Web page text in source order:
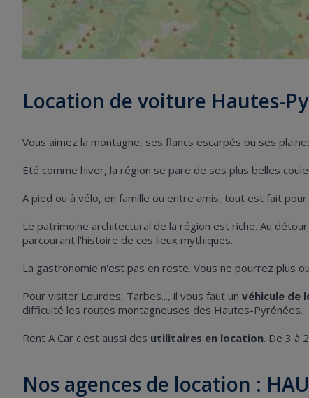
Location de voiture Hautes-
Vous aimez la montagne, ses flancs escarpés ou ses
Eté comme hiver, la région se pare de ses plus belles
A pied ou à vélo, en famille ou entre amis, tout est fait
Le patrimoine architectural de la région est riche. Au
parcourant l'histoire de ces lieux mythiques.
La gastronomie n'est pas en reste. Vous ne pourrez plus
Pour visiter Lourdes, Tarbes..., il vous faut un véhicule de
difficulté les routes montagneuses des Hautes-Pyrénées.
Rent A Car c'est aussi des utilitaires en location. De 3 à
Nos agences de location :